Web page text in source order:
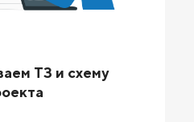
ТЗ и схему